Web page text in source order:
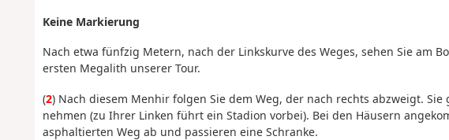
Keine Markierung
Nach etwa fünfzig Metern, nach der Linkskurve des Weges, sehen Sie am
ersten Megalith unserer Tour.
(2) Nach diesem Menhir folgen Sie dem Weg, der nach rechts abzweigt.
nehmen (zu Ihrer Linken führt ein Stadion vorbei). Bei den Häusern
asphaltierten Weg ab und passieren eine Schranke.